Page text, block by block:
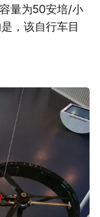
量为50安培/小
，该自行车目